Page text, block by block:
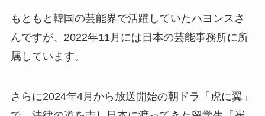
もともと韓国の芸能界で活躍していたハヨンスさ
んですが、2022年11月には日本の芸能事務所に所
属しています。
さらに2024年4月から放送開始の朝ドラ「虎に翼」